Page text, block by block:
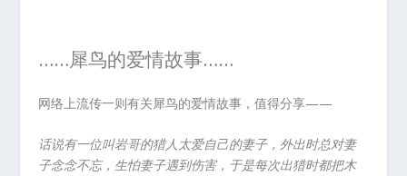
……犀鸟的爱情故事……
网络上流传一则有关犀鸟的爱情故事，值得分享——
话说有一位叫岩哥的猎人太爱自己的妻子，外出时总对妻
子念念不忘，生怕妻子遇到伤害，于是每次出猎时都把木